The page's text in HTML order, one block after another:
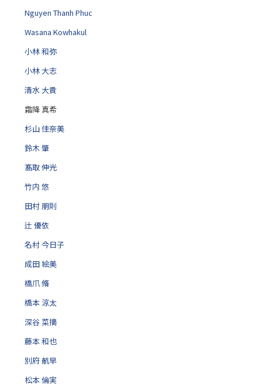
Nguyen Thanh Phuc
Wasana Kowhakul
小林 和弥
小林 大志
清水 大貴
霜降 真希
杉山 佳奈美
鈴木 肇
髙取 伸光
竹内 悠
田村 朋則
辻 優依
名村 今日子
成田 絵美
橋爪 脩
橋本 涼太
深谷 菜摘
藤本 和也
別府 航早
松本 倫実